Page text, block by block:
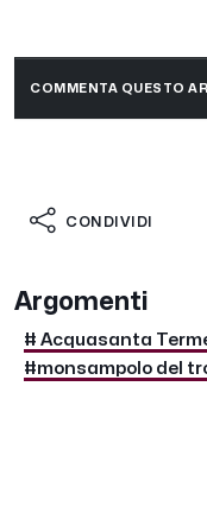
COMMENTA QUESTO
CONDIVIDI
Argomenti
# Acquasanta
#monsampolo del